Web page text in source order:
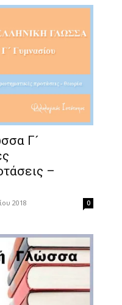
Γ´
–
2018 0